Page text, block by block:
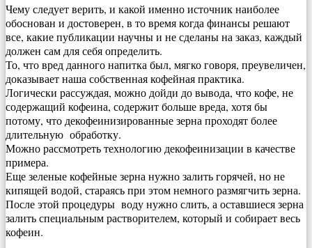
Чему следует верить, и какой именно источник наиболее
обоснован и достоверен, в то время когда финансы решают
все, какие публикации научны и не сделаны на заказ, каждый
должен сам для себя определить.
То, что вред данного напитка был, мягко говоря, преувеличен,
доказывает наша собственная кофейная практика.
Логически рассуждая, можно дойди до вывода, что кофе, не
содержащий кофеина, содержит больше вреда, хотя бы
потому, что декофеинизированные зерна проходят более
длительную обработку.
Можно рассмотреть технологию декофеинизации в качестве
примера.
Еще зеленые кофейные зерна нужно залить горячей, но не
кипящей водой, стараясь при этом немного размягчить зерна.
После этой процедуры воду нужно слить, а оставшиеся зерна
залить специальным растворителем, который и собирает весь
кофеин.